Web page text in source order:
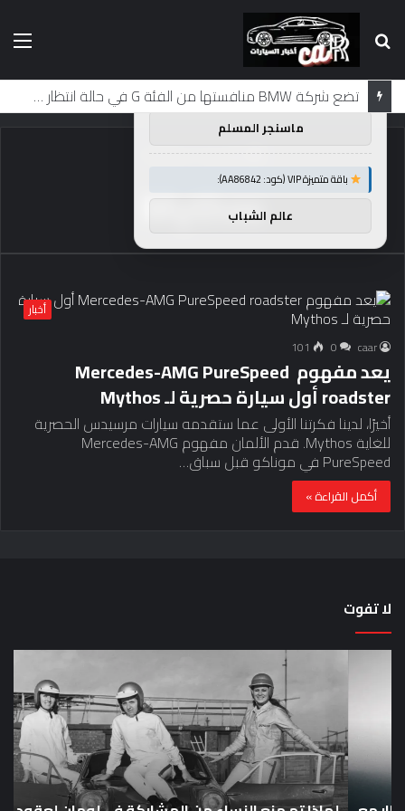
بحث
عن
تضع شركة BMW منافستها من الفئة G في حالة انتظار مع وصول الرياح المعاكسة في الصين إلى موطنها
الرئيسية/
Mythos
Mythos
أخبار
caar
0
101
يعد مفهوم Mercedes-AMG PureSpeed ​​
roadster أول سيارة حصرية لـ Mythos
أخيرًا، لدينا فكرتنا الأولى عما ستقدمه سيارات مرسيدس الحصرية
للغاية Mythos. قدم الألمان مفهوم Mercedes-AMG
PureSpeed ​​في موناكو قبل سباق…
أكمل القراءة »
لا تفوت
لماذا
من
المشاركة
في
لومان
توصيات :
باقة متميزة VIP (كود: AA26790):
ماسنجر المسلم
باقة متميزة VIP (كود: AA86842):
عالم الشباب